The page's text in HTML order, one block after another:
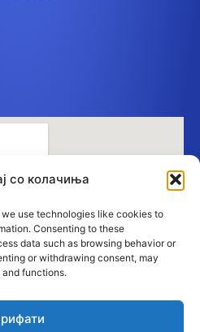
со колачиња
use technologies like cookies to
Consenting to these
data such as browsing behavior or
or withdrawing consent, may
functions.